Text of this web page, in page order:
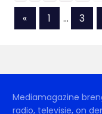
Berichten
«Vorige
berichten
1 … 3
Mediamagazine
radio, televisie, on